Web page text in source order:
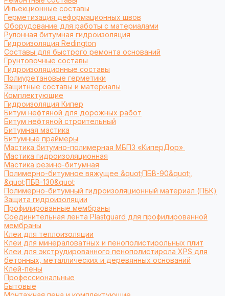
Инъекционные составы
Герметизация деформационных швов
Оборудование для работы с материалами
Рулонная битумная гидроизоляция
Гидроизоляция Redington
Составы для быстрого ремонта оснований
Грунтовочные составы
Гидроизоляционные составы
Полиуретановые герметики
Защитные составы и материалы
Комплектующие
Гидроизоляция Кипер
Битум нефтяной для дорожных работ
Битум нефтяной строительный
Битумная мастика
Битумные праймеры
Мастика битумно-полимерная МБПЗ «КиперДор»
Мастика гидроизоляционная
Мастика резино-битумная
Полимерно-битумное вяжущее &quot;ПБВ-90&quot;,
&quot;ПБВ-130&quot;
Полимерно-битумный гидроизоляционный материал (ПБК)
Защита гидроизоляции
Профилированные мембраны
Соединительная лента Plastguard для профилированной
мембраны
Клеи для теплоизоляции
Клеи для минераловатных и пенополистирольных плит
Клеи для экструдированного пенополистирола XPS для
бетонных, металлических и деревянных оснований
Клей-пены
Профессиональные
Бытовые